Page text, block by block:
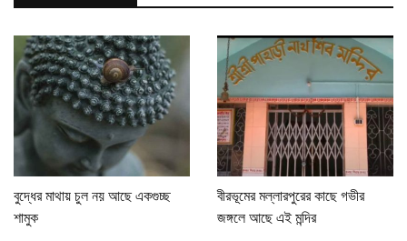
বুদ্ধের মাথায় চুল নয় আছে একগুচ্ছ
শামুক
বীরভূমের মল্লারপুরের কাছে গভীর
জঙ্গলে আছে এই মন্দির